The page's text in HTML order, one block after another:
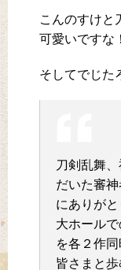
こんのすけと
可愛いですな！
そしてでじた
刀剣乱舞
だいた審
にありが
大ホール
を各２作
皆さまと